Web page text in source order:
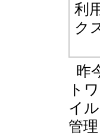
利
ク
昨
ト
イ
管